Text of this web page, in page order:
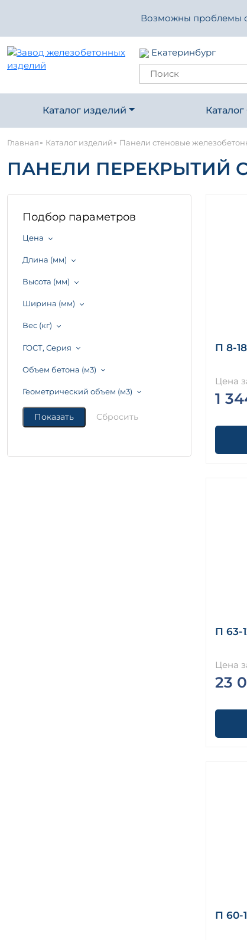
Возможны проблемы
Екатеринбург
Каталог изделий
Главная- Каталог изделий- Панели стеновые
ПАНЕЛИ ПЕРЕКРЫТИЙ
Подбор параметров
Цена
Длина (мм)
Высота (мм)
Ширина (мм)
Вес (кг)
ГОСТ, Серия
Объем бетона (м3)
Геометрический объем (м3)
П 8-
Цена
1
П 63-
Цена
23
П 60-